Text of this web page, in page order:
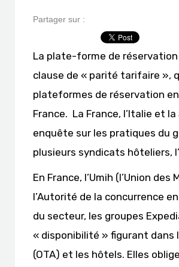
Partager sur :
La plate-forme de réservation
clause de « parité tarifaire »,
plateformes de réservation en
France. La France, l’Italie et
enquête sur les pratiques du
plusieurs syndicats hôteliers,
En France, l’Umih (l’Union
l’Autorité de la concurrence
du secteur, les groupes
« disponibilité » figurant
(OTA) et les hôtels. Elles